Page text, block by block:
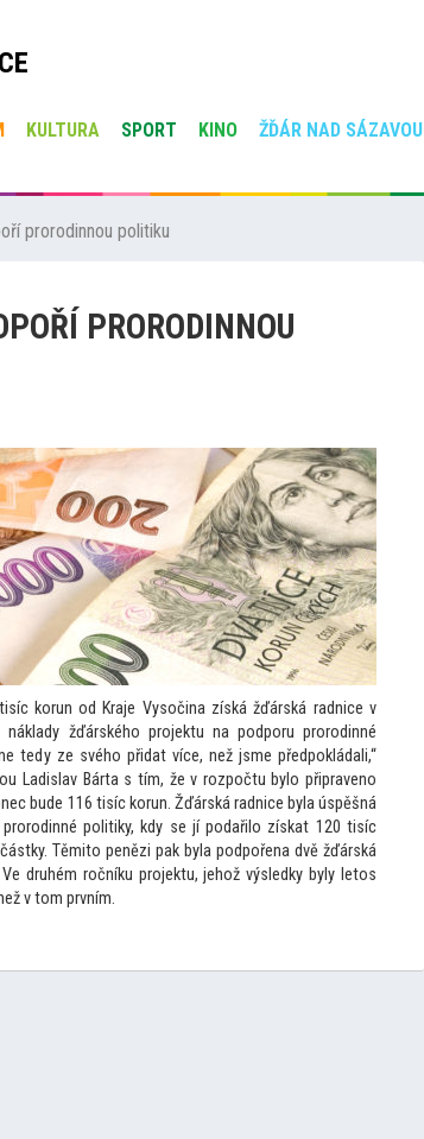
KULTURA SPORT KINO ŽĎÁR NAD SÁZAVOU
prorodinnou politiku
PRORODINNOU
korun od Kraje Vysočina získá žďárská radnice v
náklady žďárského projektu na podporu prorodinné
tedy ze svého přidat více, než jsme předpokládali,“
Ladislav Bárta s tím, že v rozpočtu bylo připraveno
bude 116 tisíc korun. Žďárská radnice byla úspěšná
politiky, kdy se jí podařilo získat 120 tisíc
Těmito penězi pak byla podpořena dvě žďárská
druhém ročníku projektu, jehož výsledky byly letos
vtom prvním.